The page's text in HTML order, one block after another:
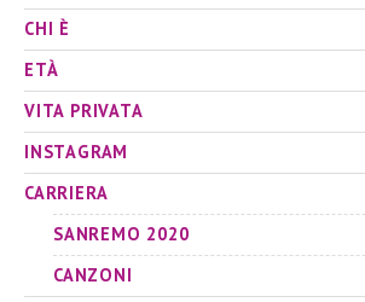
CHI È
ETÀ
VITA PRIVATA
INSTAGRAM
CARRIERA
SANREMO 2020
CANZONI